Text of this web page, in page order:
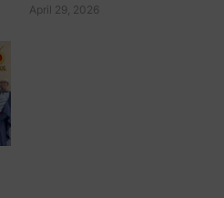
April 29, 2026